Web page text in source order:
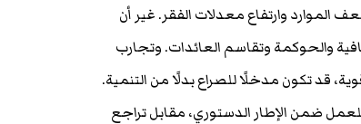
الموارد وارتفاع معدلات الفقر. غير أن
والحوكمة وتقاسم العائدات. وتجارب
قد تكون مدخلًا للصراع بدلًا من التنمية.
ضمن الإطار الدستوري، مقابل تراجع